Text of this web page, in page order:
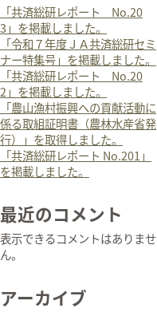
「共済総研レポート No.20
3」を掲載しました。
「令和７年度ＪＡ共済総研セミ
ナー特集号」を掲載しました。
「共済総研レポート No.20
2」を掲載しました。
「農山漁村振興への貢献活動に
係る取組証明書（農林水産省発
行）」を取得しました。
「共済総研レポート No.201」
を掲載しました。
最近のコメント
表示できるコメントはありませ
ん。
アーカイブ